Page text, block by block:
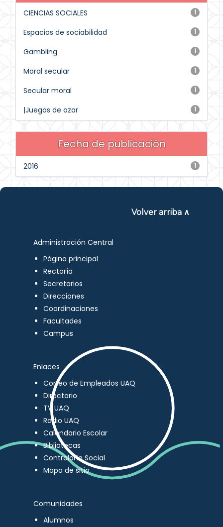
1
CIENCIAS SOCIALES
1
Espacios de sociabilidad
1
Gambling
1
Moral secular
1
Secular moral
1
|Juegos de azar
Fecha de publicación
1
2016
Volver arriba ∧
Administración Central
Página principal
Rectoría
Secretarios
Direcciones
Coordinaciones
Facultades
Campus
Enlaces
Correo de Empleados UAQ
Directorio
TV UAQ
Radio UAQ
Calendario Escolar
Bibliotecas
Contraloría Social
Mapa de sitio
Comunidades
Alumnos